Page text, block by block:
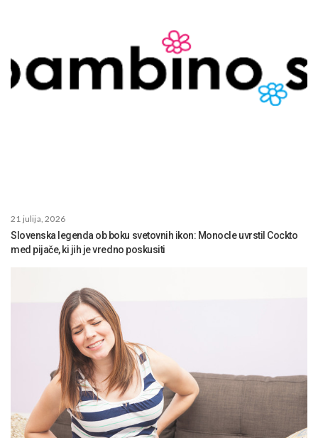
21 julija, 2026
Slovenska legenda ob boku svetovnih ikon: Monocle uvrstil Cockto
med pijače, ki jih je vredno poskusiti